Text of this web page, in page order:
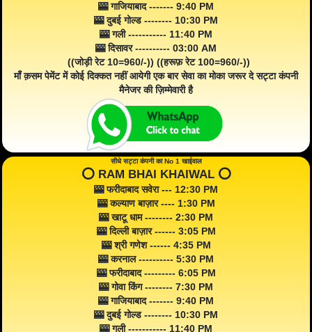
🎰 गाजियाबाद ------- 9:40 PM
🎰 दुबई गोल्ड -------- 10:30 PM
🎰 गली ----------- 11:40 PM
🎰 दिसावर ---------- 03:00 AM
((जोड़ी रेट 10=960/-)) ((हरूफ़ रेट 100=960/-))
माँ क़सम पेमेंट में कोई दिक्कत नहीं आयेगी एक बार सेवा का मोका जरूर दे सट्टा कंपनी
मैनेजर की ज़िम्मेवारी है
सीधे सट्टा कंपनी का No 1 खाईवाल
⭕️ RAM BHAI KHAIWAL ⭕️
🎰 फरीदाबाद सवेरा --- 12:30 PM
🎰 कल्याण बाज़ार ---- 1:30 PM
🎰 खाटू धाम -------- 2:30 PM
🎰 दिल्ली बाज़ार ------ 3:05 PM
🎰 श्री गणेश ------ 4:35 PM
🎰 करनाल ---------- 5:30 PM
🎰 फरीदाबाद --------- 6:05 PM
🎰 गोवा किंग -------- 7:30 PM
🎰 गाजियाबाद ------- 9:40 PM
🎰 दुबई गोल्ड -------- 10:30 PM
🎰 गली ----------- 11:40 PM